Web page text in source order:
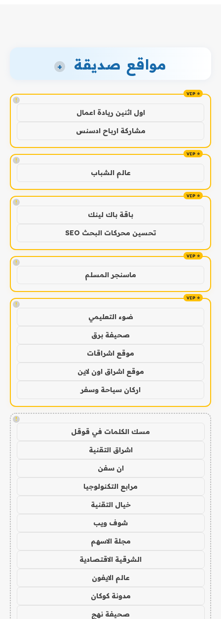
مواقع صديقة +
!
اول اثنين ريادة اعمال
مشاركة ارباح ادسنس
!
عالم الشباب
!
باقة باك لينك
تحسين محركات البحث SEO
!
ماسنجر المسلم
!
ضوء التعليمي
صحيفة برق
موقع اشراقات
موقع اشراق اون لاين
اركان سياحة وسفر
!
مسك الكلمات في قوقل
اشراق التقنية
ان سفن
مرابع التكنولوجيا
خيال التقنية
شوف ويب
مجلة الاسهم
الشرقية الاقتصادية
عالم الايفون
مدونة كوكان
صحيفة نهج